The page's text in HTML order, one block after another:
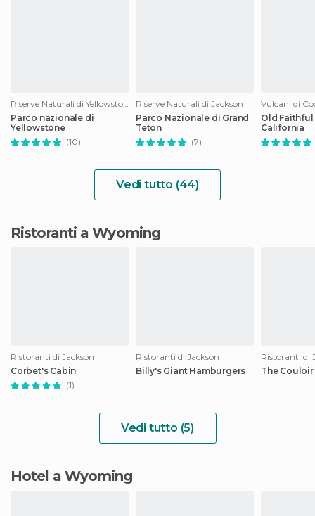
Riserve Naturali di Yellowstone National Park
Parco nazionale di
Yellowstone
(10)
Riserve Naturali di Jackson
Parco Nazionale di Grand
Teton
(7)
Vulcani di
Old Faithful
California
Vedi tutto (44)
Ristoranti a Wyoming
Ristoranti di Jackson
Corbet's Cabin
(1)
Ristoranti di Jackson
Billy's Giant Hamburgers
Ristoranti di
The Couloir
Vedi tutto (5)
Hotel a Wyoming